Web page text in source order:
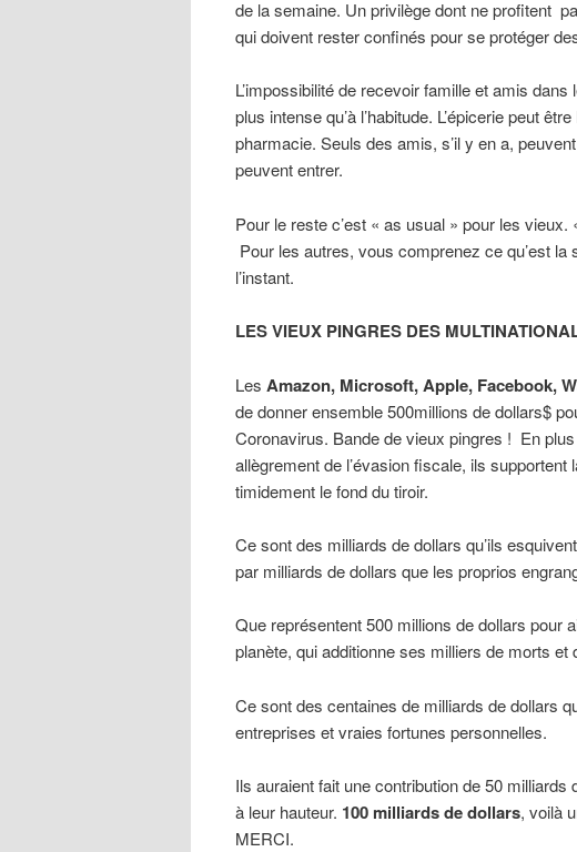
de la semaine. Un privilège dont ne profitent
qui doivent rester confinés pour se protéger
L’impossibilité de recevoir famille et amis
plus intense qu’à l’habitude. L’épicerie peut
pharmacie. Seuls des amis, s’il y en a,
peuvent entrer.
Pour le reste c’est « as usual » pour les
Pour les autres, vous comprenez ce qu’est
l’instant.
LES VIEUX PINGRES DES
Les Amazon, Microsoft, Apple, Facebook,
de donner ensemble 500millions de dollars$
Coronavirus. Bande de vieux pingres ! En
allègrement de l’évasion fiscale, ils supportent
timidement le fond du tiroir.
Ce sont des milliards de dollars qu’ils
par milliards de dollars que les proprios
Que représentent 500 millions de dollars pour
planète, qui additionne ses milliers de morts
Ce sont des centaines de milliards de dollars
entreprises et vraies fortunes personnelles.
Ils auraient fait une contribution de 50
à leur hauteur. 100 milliards de dollars, voilà
MERCI.